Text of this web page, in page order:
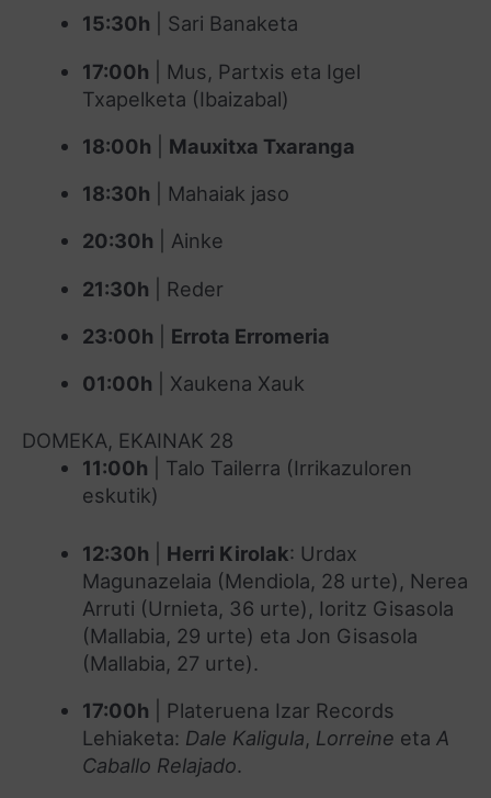
15:30h | Sari Banaketa
17:00h | Mus, Partxis eta Igel
Txapelketa (Ibaizabal)
18:00h
Mauxitxa Txaranga
18:30h | Mahaiak jaso
20:30h | Ainke
21:30h | Reder
23:00h
Errota Erromeria
01:00h | Xaukena Xauk
DOMEKA, EKAINAK 28
11:00h | Talo Tailerra (Irrikazuloren
eskutik)
12:30h Herri Kirolak: Urdax
Magunazelaia (Mendiola, 28 urte), Nerea
Arruti (Urnieta, 36 urte), Ioritz Gisasola
(Mallabia, 29 urte) eta Jon Gisasola
(Mallabia, 27 urte).
17:00h | Plateruena Izar Records
Lehiaketa: Dale Kaligula, Lorreine eta A
Caballo Relajado.